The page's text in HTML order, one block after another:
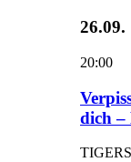
26.09.
20:00
dich –